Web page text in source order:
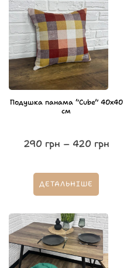
Подушка панама “Cube” 40х40
см
290 грн – 420 грн
ДЕТАЛЬНІШЕ